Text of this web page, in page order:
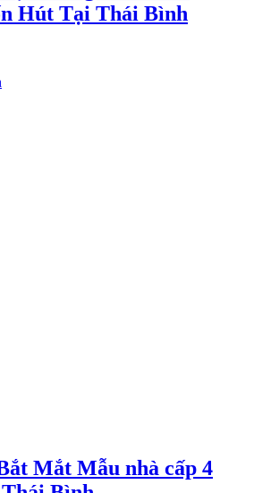
Hút Tại Thái Bình
Mắt Mẫu nhà cấp 4